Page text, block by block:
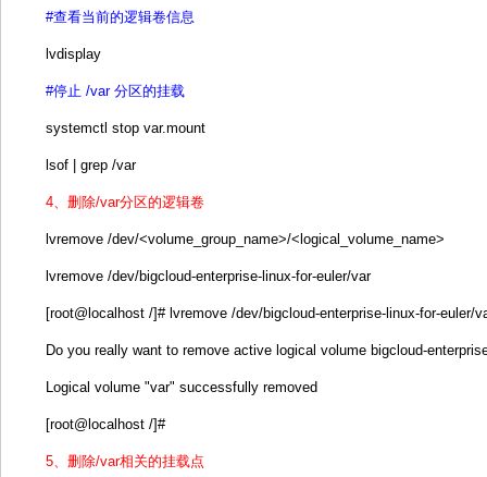
#查看当前的逻辑卷信息
lvdisplay
#停止 /var 分区的挂载
systemctl stop var.mount
lsof | grep /var
4、删除/var分区的逻辑卷
lvremove /dev/<volume_group_name>/<logical_volume_name>
lvremove /dev/bigcloud-enterprise-linux-for-euler/var
[root@localhost /]# lvremove /dev/bigcloud-enterprise-linux-for-euler/
Do you really want to remove active logical volume bigcloud-
Logical volume "var" successfully removed
[root@localhost /]#
5、删除/var相关的挂载点